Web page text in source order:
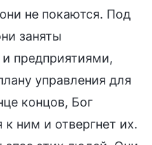
не покаются. Под
заняты
предприятиями,
управления для
концов, Бог
ним и отвергнет их.